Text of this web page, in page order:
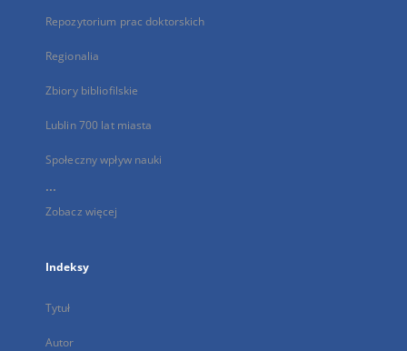
Repozytorium prac doktorskich
Regionalia
Zbiory bibliofilskie
Lublin 700 lat miasta
Społeczny wpływ nauki
...
Zobacz więcej
Indeksy
Tytuł
Autor